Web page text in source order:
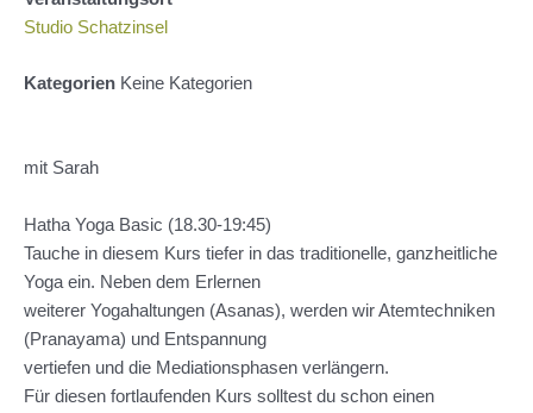
Studio Schatzinsel
Kategorien Keine Kategorien
mit Sarah
Hatha Yoga Basic (18.30-19:45)
Tauche in diesem Kurs tiefer in das traditionelle, ganzheitliche
Yoga ein. Neben dem Erlernen
weiterer Yogahaltungen (Asanas), werden wir Atemtechniken
(Pranayama) und Entspannung
vertiefen und die Mediationsphasen verlängern.
Für diesen fortlaufenden Kurs solltest du schon einen